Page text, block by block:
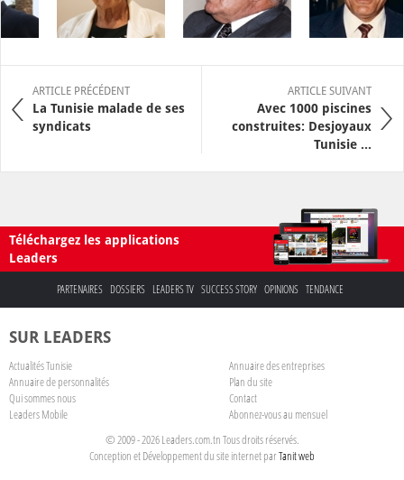
ARTICLE PRÉCÉDENT
La Tunisie malade de ses
syndicats
ARTICLE SUIVANT
Avec 1000 piscines
construites: Desjoyaux
Tunisie ...
Téléchargez les applications
Leaders
PARTENAIRES DOSSIERS LEADERS TV SUCCESS STORY OPINIONS TENDANCE
SUR LEADERS
Actualités Tunisie
Annuaire des entreprises
Annuaire de personnalités
Plan du site
Qui sommes nous
Contact
Leaders Mobile
Abonnez-vous au mensuel
© 2009 - 2026 Leaders.com.tn Tous droits réservés.
Conception et Développement du site internet parTanit web